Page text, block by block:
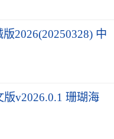
2026(20250328) 中
v2026.0.1 珊瑚海